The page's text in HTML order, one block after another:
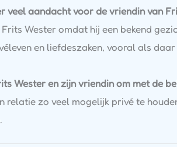
veel aandacht voor de vriendin van
Wester omdat hij een bekend
en liefdeszaken, vooral als
Wester en zijn vriendin om met de
relatie zo veel mogelijk privé te